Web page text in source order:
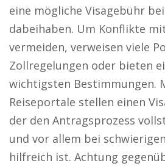
eine mögliche Visagebühr
dabeihaben. Um Konflikte
vermeiden, verweisen viele
Zollregelungen oder bieten
wichtigsten Bestimmungen.
Reiseportale stellen einen
der den Antragsprozess
und vor allem bei
hilfreich ist. Achtung